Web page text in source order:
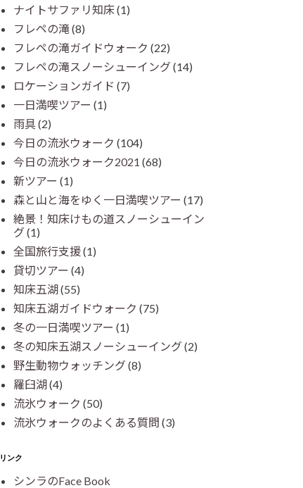
ナイトサファリ知床(1)
フレペの滝 (8)
フレペの滝ガイドウォーク (22)
フレペの滝スノーシューイング(14)
ロケーションガイド (7)
一日満喫ツアー (1)
雨具(2)
今日の流氷ウォーク (104)
今日の流氷ウォーク2021 (68)
新ツアー (1)
森と山と海をゆく一日満喫ツアー (17)
絶景！知床けもの道スノーシューイン
グ(1)
全国旅行支援(1)
貸切ツアー (4)
知床五湖(55)
知床五湖ガイドウォーク (75)
冬の一日満喫ツアー (1)
冬の知床五湖スノーシューイング(2)
野生動物ウォッチング(8)
羅臼湖(4)
流氷ウォーク (50)
流氷ウォークのよくある質問 (3)
リンク
シンラのFace Book